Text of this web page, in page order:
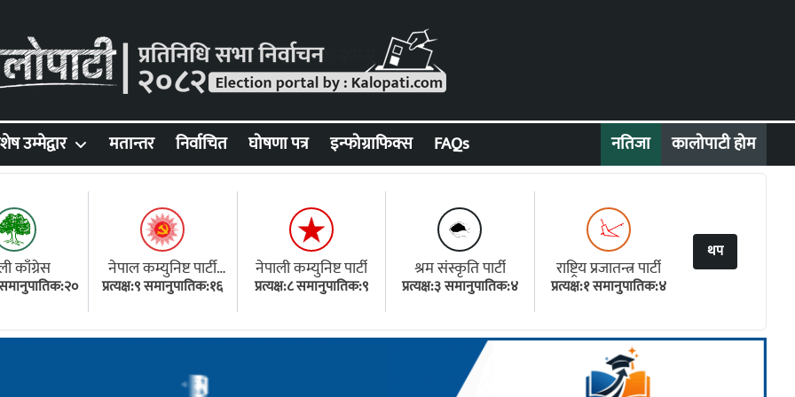
नतिजा कालोपाटी होम
उम्मेद्वार मतान्तर निर्वाचित घोषणा पत्र इन्फोग्राफिक्स FAQs
काँग्रेस
समानुपातिक:२०
नेपाल कम्युनिष्ट पार्टी
(एमाले)
प्रत्यक्ष:९ समानुपातिक:१६
नेपाली कम्युनिष्ट पार्टी
प्रत्यक्ष:८ समानुपातिक:९
श्रम संस्कृति पार्टी
प्रत्यक्ष:३ समानुपातिक:४
राष्ट्रिय प्रजातन्त्र पार्टी
प्रत्यक्ष:१ समानुपातिक:४
थप